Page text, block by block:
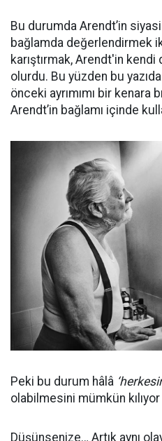
Bu durumda Arendt’in siyasi
bağlamda değerlendirmek
karıştırmak, Arendt'in
olurdu. Bu yüzden bu
önceki ayrımımı bir kenara
Arendt’in bağlamı içinde
Peki bu durum hâlâ
olabilmesini mümkün
Düşünsenize… Artık aynı